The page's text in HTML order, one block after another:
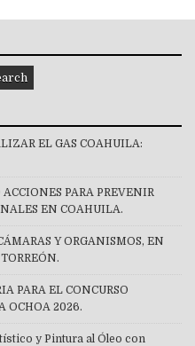
EL GAS COAHUILA:
PARA PREVENIR
EN COAHUILA.
Y ORGANISMOS, EN
PARA EL CONCURSO
OCHOA 2026.
y Pintura al Óleo con